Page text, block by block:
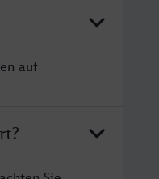
auf